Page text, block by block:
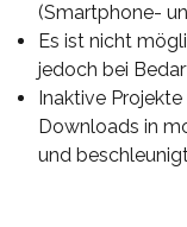
(Smartphone-
Es ist nicht
jedoch bei
Inaktive
Downloads in
und